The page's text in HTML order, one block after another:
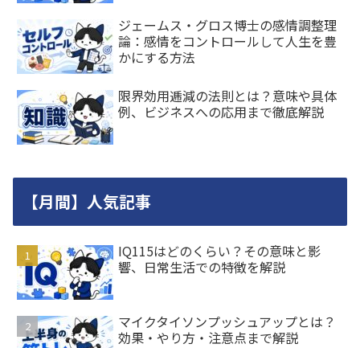
ジェームス・グロス博士の感情調整理
論：感情をコントロールして人生を豊
かにする方法
限界効用逓減の法則とは？意味や具体
例、ビジネスへの応用まで徹底解説
【月間】人気記事
IQ115はどのくらい？その意味と影
響、日常生活での特徴を解説
マイクタイソンプッシュアップとは？
効果・やり方・注意点まで解説